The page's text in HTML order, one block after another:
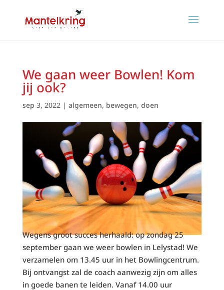
We gaan weer Bowlen! Kom
jij ook?
sep 3, 2022| algemeen, bewegen, doen
Wegens groot succes herhaald: op zondag 25
september gaan we weer bowlen in Lelystad! We
verzamelen om 13.45 uur in het Bowlingcentrum.
Bij ontvangst zal de coach aanwezig zijn om alles
in goede banen te leiden. Vanaf 14.00 uur